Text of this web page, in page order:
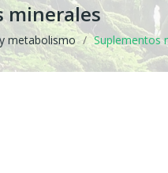
minerales
metabolismo Suplementos